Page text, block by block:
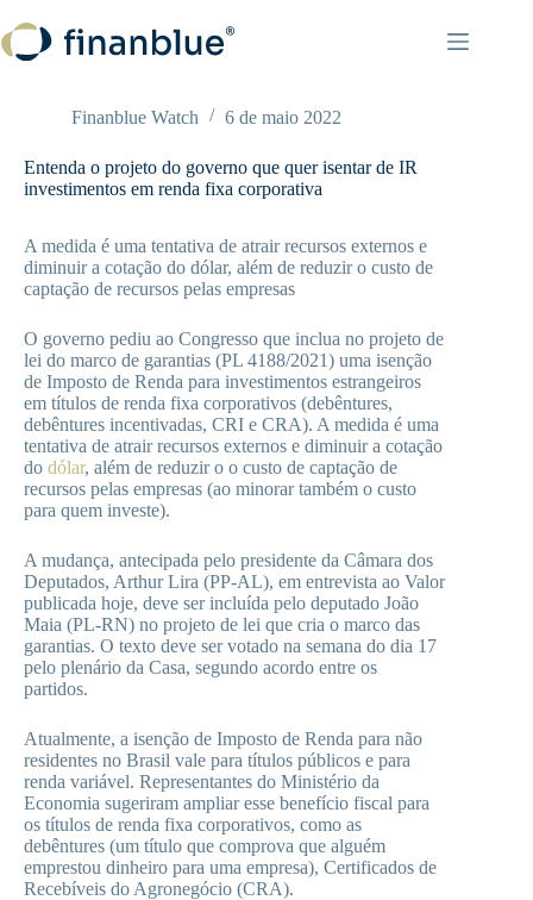
para
o
Finanblue Watch 6 de maio 2022
Entenda o projeto do governo que quer isentar de IR
investimentos em renda fixa corporativa
A medida é uma tentativa de atrair recursos externos e
diminuir a cotação do dólar, além de reduzir o custo de
captação de recursos pelas empresas
O governo pediu ao Congresso que inclua no projeto de
lei do marco de garantias (PL 4188/2021) uma isenção
de Imposto de Renda para investimentos estrangeiros
em títulos de renda fixa corporativos (debêntures,
debêntures incentivadas, CRI e CRA). A medida é uma
tentativa de atrair recursos externos e diminuir a cotação
do dólar, além de reduzir o o custo de captação de
recursos pelas empresas (ao minorar também o custo
para quem investe).
A mudança, antecipada pelo presidente da Câmara dos
Deputados, Arthur Lira (PP-AL), em entrevista ao Valor
publicada hoje, deve ser incluída pelo deputado João
Maia (PL-RN) no projeto de lei que cria o marco das
garantias. O texto deve ser votado na semana do dia 17
pelo plenário da Casa, segundo acordo entre os
partidos.
Atualmente, a isenção de Imposto de Renda para não
residentes no Brasil vale para títulos públicos e para
renda variável. Representantes do Ministério da
Economia sugeriram ampliar esse benefício fiscal para
os títulos de renda fixa corporativos, como as
debêntures (um título que comprova que alguém
emprestou dinheiro para uma empresa), Certificados de
Recebíveis do Agronegócio (CRA).